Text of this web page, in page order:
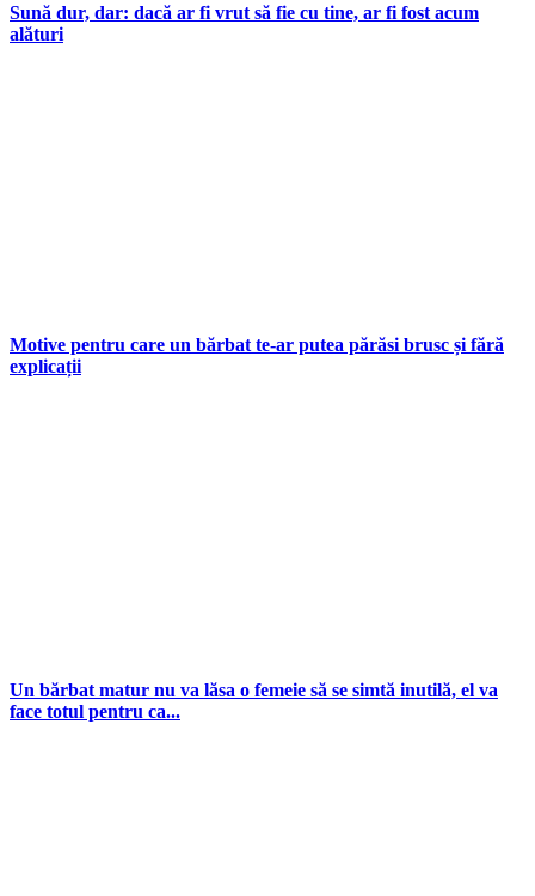
Sună dur, dar: dacă ar fi vrut să fie cu tine, ar fi fost acum
alături
Motive pentru care un bărbat te-ar putea părăsi brusc și fără
explicații
Un bărbat matur nu va lăsa o femeie să se simtă inutilă, el va
face totul pentru ca...